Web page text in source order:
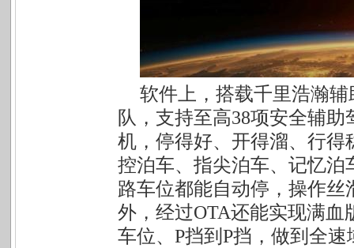
软件上，搭载千里浩瀚
队，支持至高38项安全辅
机，停得好、开得溜、行
控泊车、指尖泊车、记忆
路车位都能自动停，操作
外，经过OTA还能实现满
车位、P挡到P挡，做到全